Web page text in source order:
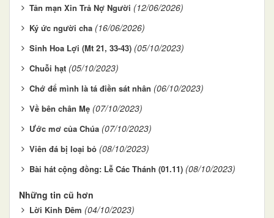
Tản mạn Xin Trả Nợ Người (12/06/2026)
Ký ức người cha (16/06/2026)
Sinh Hoa Lợi (Mt 21, 33-43) (05/10/2023)
Chuỗi hạt (05/10/2023)
Chớ để mình là tá điền sát nhân (06/10/2023)
Về bên chân Mẹ (07/10/2023)
Ước mơ của Chúa (07/10/2023)
Viên đá bị loại bỏ (08/10/2023)
Bài hát cộng đồng: Lễ Các Thánh (01.11) (08/10/2023)
Những tin cũ hơn
Lời Kinh Đêm (04/10/2023)